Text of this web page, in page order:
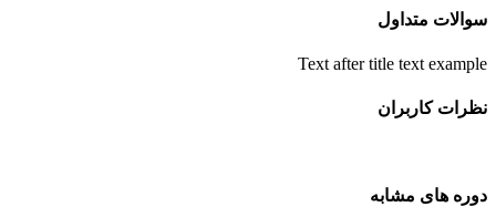
متداول
Text after title text
کاربران
های مشابه